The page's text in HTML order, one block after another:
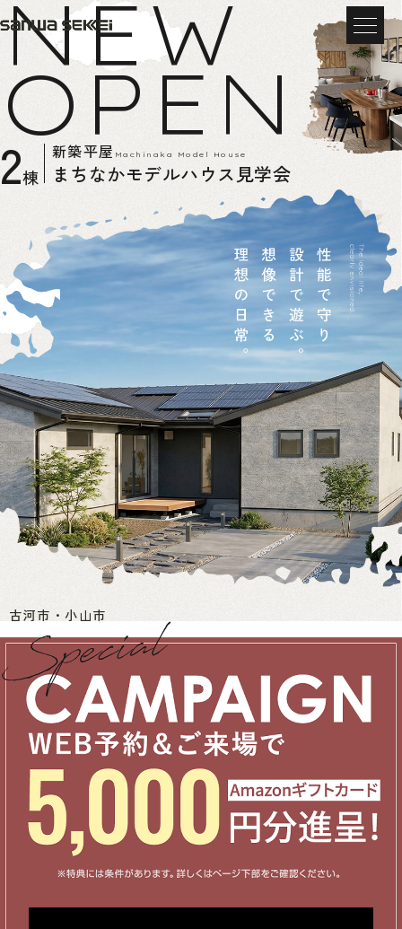
NEW
OPEN
2棟
新築平屋 Machinaka Model House
まちなかモデルハウス見学会
古河市・小山市